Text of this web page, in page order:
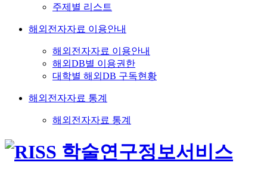
주제별 리스트
해외전자자료 이용안내
해외전자자료 이용안내
해외DB별 이용권한
대학별 해외DB 구독현황
해외전자자료 통계
해외전자자료 통계